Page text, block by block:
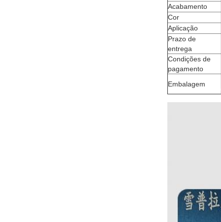
Acabamento
Cor
Aplicação
Prazo de
entrega
Condições de
pagamento
Embalagem